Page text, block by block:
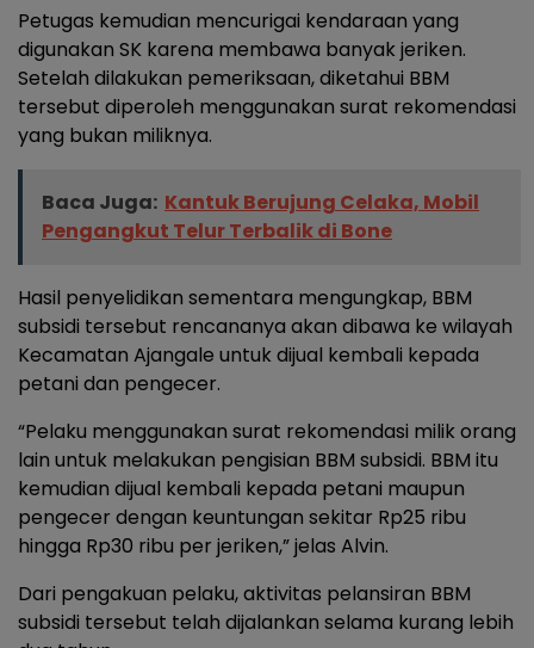
Petugas kemudian mencurigai kendaraan yang
digunakan SK karena membawa banyak jeriken.
Setelah dilakukan pemeriksaan, diketahui BBM
tersebut diperoleh menggunakan surat rekomendasi
yang bukan miliknya.
Baca Juga: Kantuk Berujung Celaka, Mobil
Pengangkut Telur Terbalik di Bone
Hasil penyelidikan sementara mengungkap, BBM
subsidi tersebut rencananya akan dibawa ke wilayah
Kecamatan Ajangale untuk dijual kembali kepada
petani dan pengecer.
“Pelaku menggunakan surat rekomendasi milik orang
lain untuk melakukan pengisian BBM subsidi. BBM itu
kemudian dijual kembali kepada petani maupun
pengecer dengan keuntungan sekitar Rp25 ribu
hingga Rp30 ribu per jeriken,” jelas Alvin.
Dari pengakuan pelaku, aktivitas pelansiran BBM
subsidi tersebut telah dijalankan selama kurang lebih